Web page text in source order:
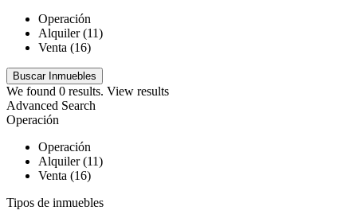
Operación
Alquiler (11)
Venta (16)
We found 0 results. View results
Advanced Search
Operación
Operación
Alquiler (11)
Venta (16)
Tipos de inmuebles